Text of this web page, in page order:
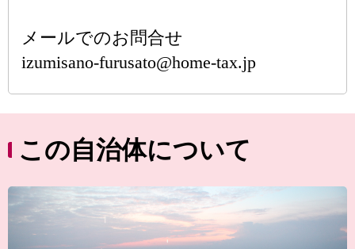
メールでのお問合せ
izumisano-furusato@home-tax.jp
この自治体について